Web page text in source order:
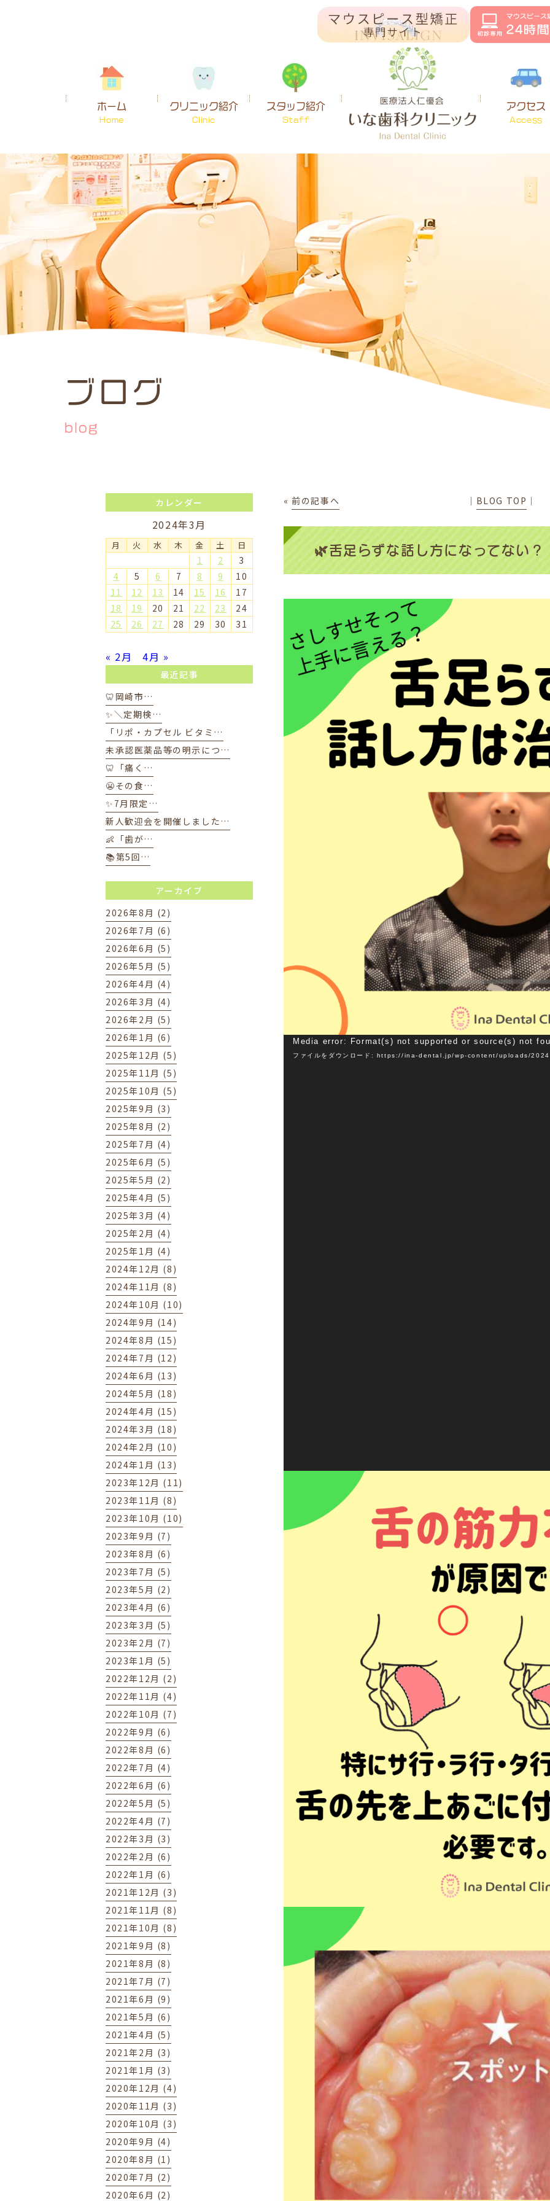
ホーム
Home
クリニック紹介
Clinic
スタッフ紹介
Staff
アクセス
Access
ブログ
blog
« 前の記事へ │ BLOG TOP │
🌿舌足らずな話し方になってない？
動Media error: Format(s) not supported or source(s) not
ファイルをダウンロード: https://ina-dental.jp/wp-content/uploads/
カレンダー
2024年3月
月 火 水 木 金 土 日
1 2
3
4
5 6 7 8 9
10
11
12 13 14 15 16
17
18
19 20 21 22 23
24
25
26 27 28 29 30 31
« 2月 4月 »
最近記事
🦷岡崎市…
✨＼定期検…
「リポ・カプセル ビタミ…
未承認医薬品等の明示につ…
🦷「痛く…
😬その食…
✨7月限定…
新人歓迎会を開催しました…
👶「歯が…
📚第5回…
アーカイブ
2026年8月 (2)
2026年7月 (6)
2026年6月 (5)
2026年5月 (5)
2026年4月 (4)
2026年3月 (4)
2026年2月 (5)
2026年1月 (6)
2025年12月 (5)
2025年11月 (5)
2025年10月 (5)
2025年9月 (3)
2025年8月 (2)
2025年7月 (4)
2025年6月 (5)
2025年5月 (2)
2025年4月 (5)
2025年3月 (4)
2025年2月 (4)
2025年1月 (4)
2024年12月 (8)
2024年11月 (8)
2024年10月 (10)
2024年9月 (14)
2024年8月 (15)
2024年7月 (12)
2024年6月 (13)
2024年5月 (18)
2024年4月 (15)
2024年3月 (18)
2024年2月 (10)
2024年1月 (13)
2023年12月 (11)
2023年11月 (8)
2023年10月 (10)
2023年9月 (7)
2023年8月 (6)
2023年7月 (5)
2023年5月 (2)
2023年4月 (6)
2023年3月 (5)
2023年2月 (7)
2023年1月 (5)
2022年12月 (2)
2022年11月 (4)
2022年10月 (7)
2022年9月 (6)
2022年8月 (6)
2022年7月 (4)
2022年6月 (6)
2022年5月 (5)
2022年4月 (7)
2022年3月 (3)
2022年2月 (6)
2022年1月 (6)
2021年12月 (3)
2021年11月 (8)
2021年10月 (8)
2021年9月 (8)
2021年8月 (8)
2021年7月 (7)
2021年6月 (9)
2021年5月 (6)
2021年4月 (5)
2021年2月 (3)
2021年1月 (3)
2020年12月 (4)
2020年11月 (3)
2020年10月 (3)
2020年9月 (4)
2020年8月 (1)
2020年7月 (2)
2020年6月 (2)